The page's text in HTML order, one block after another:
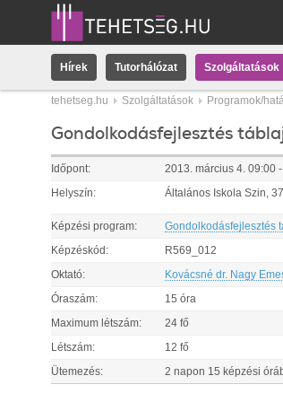
Hírek Tutorhálózat Szolgáltatások
tehetseg.hu Szolgáltatások Programok/
Gondolkodásfejlesztés
Időpont: 2013. március 4 09:00 -
Helyszín: Általános Iskola Szin,
Képzési program: Gondolkodásfejlesztés
Képzéskód: R569_012
Oktató: Kovácsné dr. Nagy
Óraszám: 15 óra
Maximum létszám: 24 fő
Létszám: 12 fő
Ütemezés: 2 napon 15 képzési